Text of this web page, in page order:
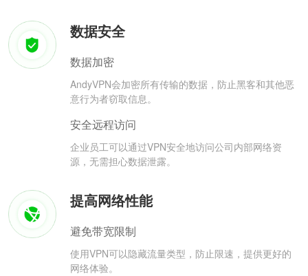
数据安全
数据加密
AndyVPN会加密所有传输的数据，防止黑客和其他恶
意行为者窃取信息。
安全远程访问
企业员工可以通过VPN安全地访问公司内部网络资
源，无需担心数据泄露。
提高网络性能
避免带宽限制
使用VPN可以隐藏流量类型，防止限速，提供更好的
网络体验。